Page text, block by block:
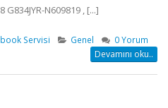
N609819 , [...]
Servisi Genel 0 Yorum
Devamını oku..